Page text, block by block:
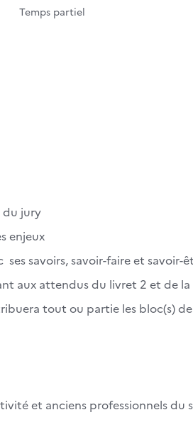
Temps partiel
du jury
enjeux
ses savoirs, savoir-faire et
aux attendus du livret 2 et de la
tout ou partie les bloc(s)
et anciens professionnels du